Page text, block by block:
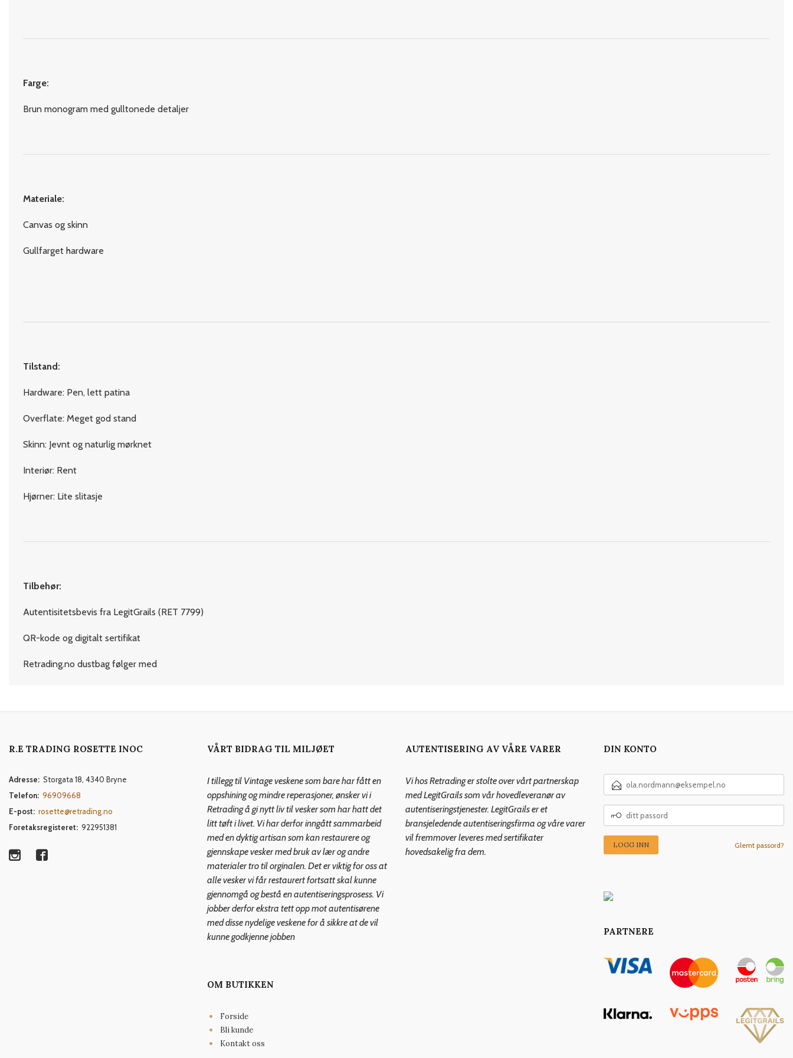
Farge:
Brun monogram med gulltonede detaljer
Materiale:
Canvas og skinn
Gullfarget hardware
Tilstand:
Hardware: Pen, lett patina
Overflate: Meget god stand
Skinn: Jevnt og naturlig mørknet
Interiør: Rent
Hjørner: Lite slitasje
Tilbehør:
Autentisitetsbevis fra LegitGrails (RET 7799)
QR-kode og digitalt sertifikat
Retrading.no dustbag følger med
R.E TRADING ROSETTE INOC
Adresse: Storgata 18, 4340 Bryne
Telefon: 96909668
E-post: rosette@retrading.no
Foretaksregisteret: 922951381
VÅRT BIDRAG TIL MILJØET
I tillegg til Vintage veskene som bare har fått en
oppshining og mindre reperasjoner, ønsker vi i
Retrading å gi nytt liv til vesker som har hatt det
litt tøft i livet. Vi har derfor inngått sammarbeid
med en dyktig artisan som kan restaurere og
gjennskape vesker med bruk av lær og andre
materialer tro til orginalen. Det er viktig for oss at
alle vesker vi får restaurert fortsatt skal kunne
gjennomgå og bestå en autentiseringsprosess. Vi
jobber derfor ekstra tett opp mot autentisørene
med disse nydelige veskene for å sikkre at de vil
kunne godkjenne jobben
OM BUTIKKEN
Forside
Bli kunde
Kontakt oss
AUTENTISERING AV VÅRE VARER
Vi hos Retrading er stolte over vårt partnerskap
med LegitGrails som vår hovedleveranør av
autentiseringstjenester. LegitGrails er et
bransjeledende autentiseringsfirma og våre varer
vil fremmover leveres med sertifikater
hovedsakelig fra dem.
DIN KONTO
POSTADRESSE
PASSORD
Glemt passord?
PARTNERE